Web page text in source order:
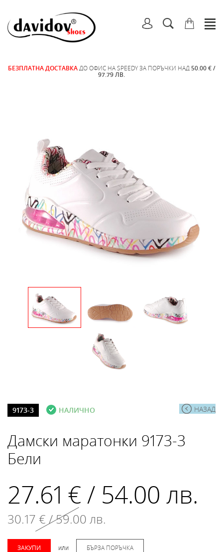
БЕЗПЛАТНА ДОСТАВКА ДО ОФИС НА SPEEDY ЗА ПОРЪЧКИ НАД 50.00 € /
97.79 ЛВ.
НАЗАД
9173-3 НАЛИЧНО
Дамски маратонки 9173-3
Бели
27.61 € / 54.00 лв.
30.17 € / 59.00 лв.
ЗАКУПИ или БЪРЗА ПОРЪЧКА